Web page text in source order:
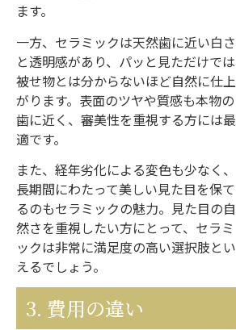
ます。
一方、セラミックは天然歯に近い白さ
と透明感があり、パッと見ただけでは
被せ物とは分からないほど自然に仕上
がります。表面のツヤや質感も本物の
歯に近く、審美性を重視する方には最
適です。
また、経年劣化による変色も少なく、
長期間にわたって美しい見た目を保て
るのもセラミックの魅力。見た目の自
然さを重視したい方にとって、セラミ
ックは非常に満足度の高い選択肢とい
えるでしょう。
3. 費用の違い